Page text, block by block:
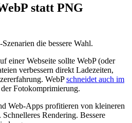
statt PNG
die bessere Wahl.
einer Webseite sollte WebP (oder
verbessern direkt Ladezeiten,
WebPschneidet auch im
Fotokomprimierung.
Web-Apps profitieren von kleineren
Rendering. Bessere